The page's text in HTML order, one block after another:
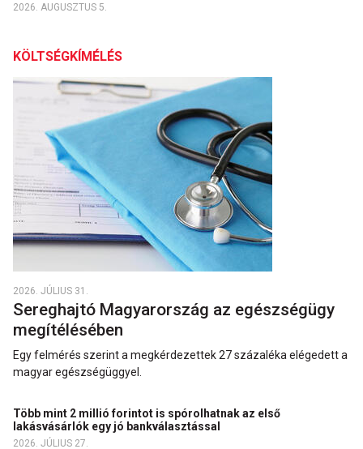
2026. AUGUSZTUS 5.
KÖLTSÉGKÍMÉLÉS
2026. JÚLIUS 31.
Sereghajtó Magyarország az egészségügy
megítélésében
Egy felmérés szerint a megkérdezettek 27 százaléka elégedett a
magyar egészségüggyel.
Több mint 2 millió forintot is spórolhatnak az első
lakásvásárlók egy jó bankválasztással
2026. JÚLIUS 27.